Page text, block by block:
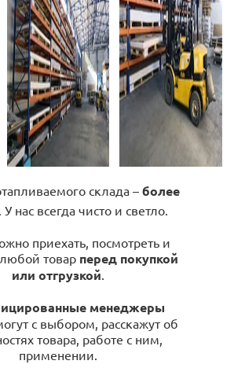
склада – более
У нас всегда чисто и светло.
приехать, посмотреть и
любой товар перед покупкой
или отгрузкой.
менеджеры
с выбором, расскажут об
товара, работе с ним,
применении.